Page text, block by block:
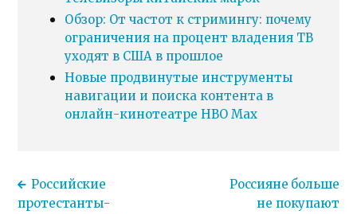
Обзор: От частот к стримингу: почему
ограничения на процент владения ТВ
уходят в США в прошлое
Новые продвинутые инструменты
навигации и поиска контента в
онлайн-кинотеатре HBO Max
Российские
протестанты-
Россияне больше
не покупают